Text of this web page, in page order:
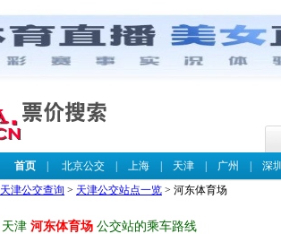
首页| 北京公交| 上海| 天津| 广州
深
天津公交查询 > 天津公交站点一览 > 河东体育场
天津 河东体育场 公交站的乘车路线